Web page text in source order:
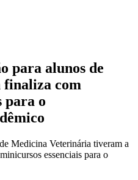
para alunos de
com
para o
Medicina Veterinária tiveram a
essenciais para o